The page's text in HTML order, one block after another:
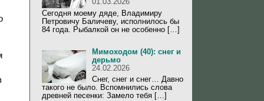
Сегодня моему дяде, Владимиру
Петровичу Баличеву, исполнилось бы
84 года. Рыбалкой он не особенно […]
Мимоходом (40): снег и
дерьмо
24.02.2026
Снег, снег и снег… Давно
такого не было. Вспомнились слова
древней песенки: Замело тебя […]